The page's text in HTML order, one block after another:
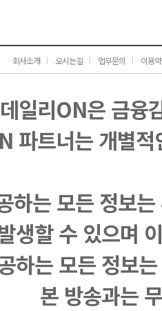
회사소개 오시는길 업무문의 이용
일리ON은 금융
파트너는 개별
하는 모든 정보
생할 수 있으며
하는 모든 정보
본 방송과는